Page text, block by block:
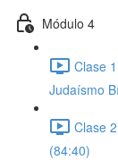
Módulo 4
Clase
Judaísmo
Clase
(84:40)